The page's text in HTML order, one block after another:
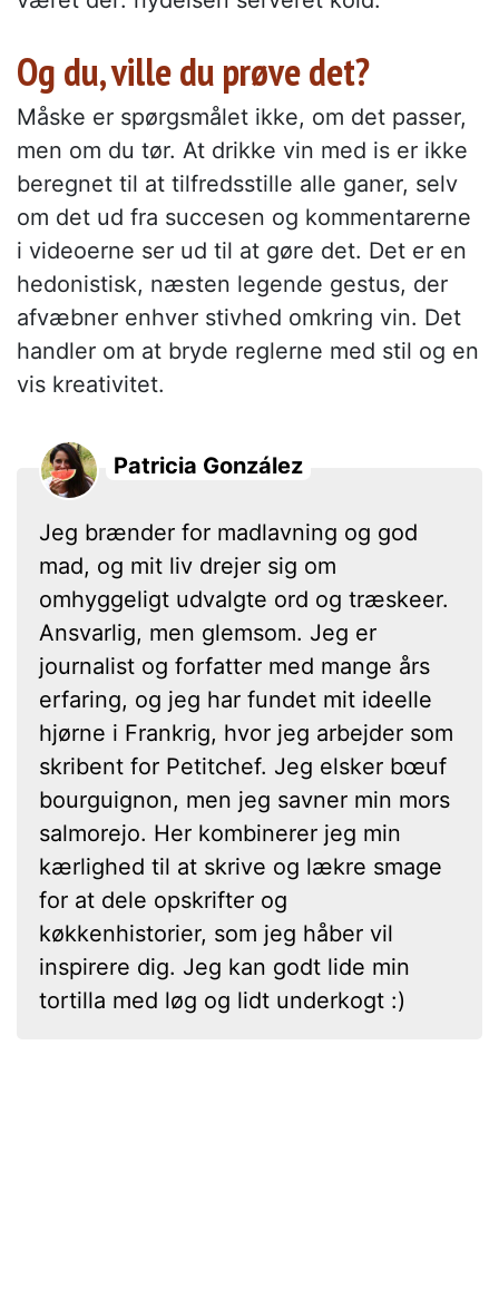
Og du, ville du prøve det?
Måske er spørgsmålet ikke, om det passer,
men om du tør. At drikke vin med is er ikke
beregnet til at tilfredsstille alle ganer, selv
om det ud fra succesen og kommentarerne
i videoerne ser ud til at gøre det. Det er en
hedonistisk, næsten legende gestus, der
afvæbner enhver stivhed omkring vin. Det
handler om at bryde reglerne med stil og en
vis kreativitet.
Patricia González
Jeg brænder for madlavning og god
mad, og mit liv drejer sig om
omhyggeligt udvalgte ord og træskeer.
Ansvarlig, men glemsom. Jeg er
journalist og forfatter med mange års
erfaring, og jeg har fundet mit ideelle
hjørne i Frankrig, hvor jeg arbejder som
skribent for Petitchef. Jeg elsker bœuf
bourguignon, men jeg savner min mors
salmorejo. Her kombinerer jeg min
kærlighed til at skrive og lækre smage
for at dele opskrifter og
køkkenhistorier, som jeg håber vil
inspirere dig. Jeg kan godt lide min
tortilla med løg og lidt underkogt :)